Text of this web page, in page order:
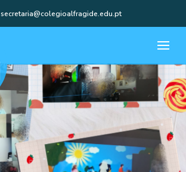
secretaria@colegioalfragide.edu.pt